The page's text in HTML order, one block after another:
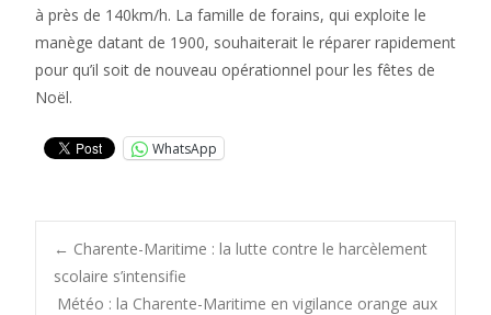
à près de 140km/h. La famille de forains, qui exploite le
manège datant de 1900, souhaiterait le réparer rapidement
pour qu’il soit de nouveau opérationnel pour les fêtes de
Noël.
WhatsApp
Post
← Charente-Maritime : la lutte contre le harcèlement
scolaire s’intensifie
Météo : la Charente-Maritime en vigilance orange aux